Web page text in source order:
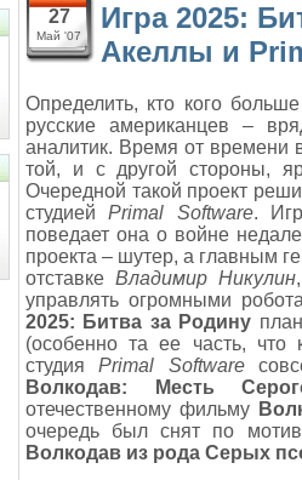
27
Май '07
Игра 2025:
Акеллы и
Определить, кто кого
русские американцев –
аналитик. Время от времени
той, и с другой стороны,
Очередной такой проект
студиейPrimal Software.
поведает она о войне
проекта – шутер, а главным
отставке Владимир Никулин
управлять огромными
2025: Битва за Родину
(особенно та ее часть, что
студияPrimal Software
Волкодав: Месть
отечественному фильму
очередь был снят по
Волкодав из рода Серых